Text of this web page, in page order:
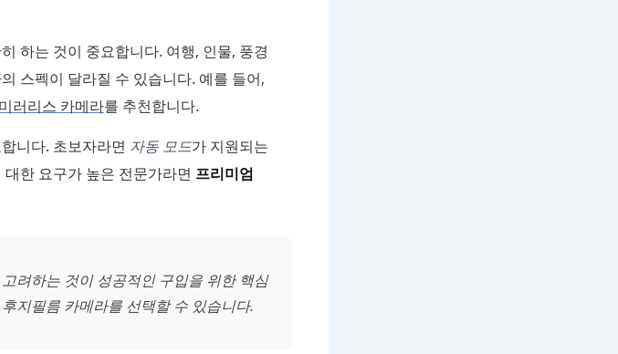
하는 것이 중요합니다. 여행, 인물, 풍경
스펙이 달라질 수 있습니다. 예를 들어,
러리스 카메라를 추천합니다.
니다. 초보자라면 자동 모드가 지원되는
한 요구가 높은 전문가라면 프리미엄
려하는 것이 성공적인 구입을 위한 핵심
지필름 카메라를 선택할 수 있습니다.